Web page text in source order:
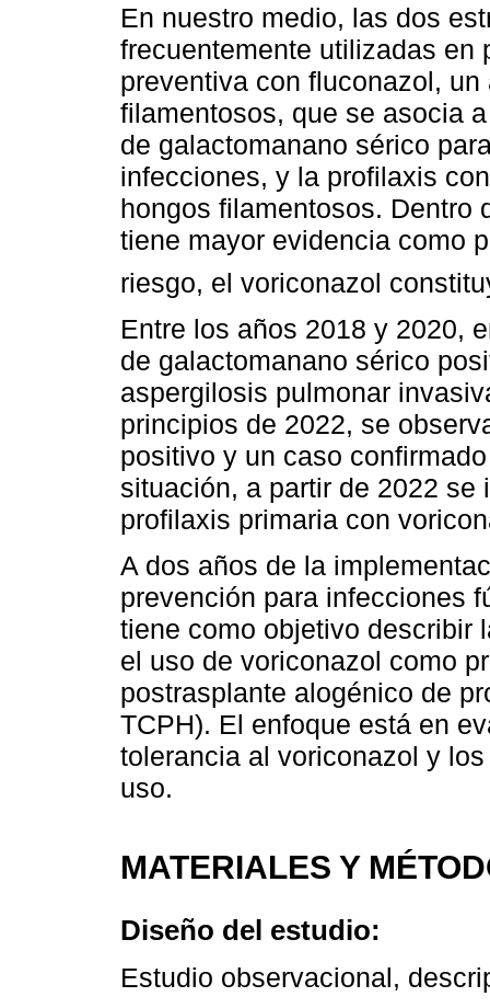
En nuestro medio, las dos
frecuentemente utilizadas en
preventiva con fluconazol,
filamentosos, que se asocia
de galactomanano sérico
infecciones, y la profilaxis
hongos filamentosos. Dentro
tiene mayor evidencia como
riesgo, el voriconazol
Entre los años 2018 y 2020,
de galactomanano sérico
aspergilosis pulmonar
principios de 2022, se
positivo y un caso
situación, a partir de 2022 se
profilaxis primaria con
A dos años de la
prevención para infecciones
tiene como objetivo describir
el uso de voriconazol como
postrasplante alogénico de
TCPH). El enfoque está en
tolerancia al voriconazol y
uso.
MATERIALES Y
Diseño del estudio:
Estudio observacional,